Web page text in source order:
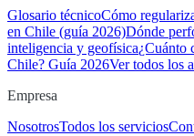
Glosario técnicoCómo
en Chile (guía 2026)Dónde
inteligencia y geofísica¿Cuánto
Chile? Guía 2026Ver todos los
Empresa
NosotrosTodos los servicios